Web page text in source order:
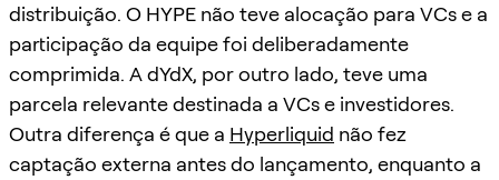
distribuição. O HYPE não teve alocação para VCs e a
participação da equipe foi deliberadamente
comprimida. A dYdX, por outro lado, teve uma
parcela relevante destinada a VCs e investidores.
Outra diferença é que a Hyperliquid não fez
captação externa antes do lançamento, enquanto a